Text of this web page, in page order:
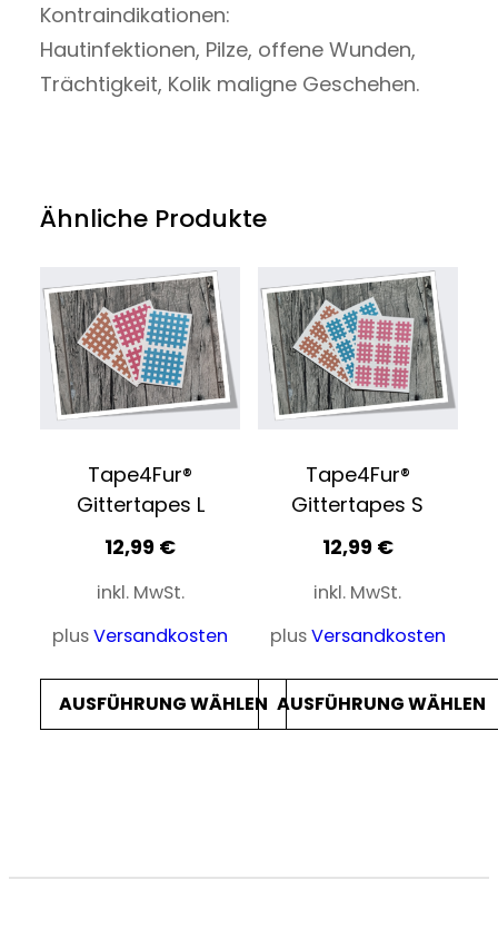
Kontraindikationen:
Hautinfektionen, Pilze, offene Wunden,
Trächtigkeit, Kolik maligne Geschehen.
Ähnliche Produkte
Tape4Fur®
Gittertapes L
12,99 €
inkl. MwSt.
plusVersandkosten
AUSFÜHRUNG WÄHLEN
Tape4Fur®
Gittertapes S
12,99 €
inkl. MwSt.
plusVersandkosten
AUSFÜHRUNG WÄHLEN